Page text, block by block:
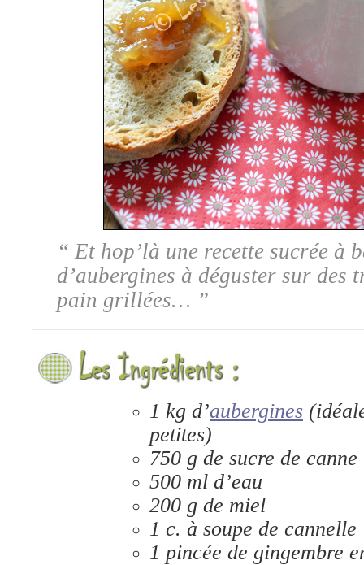
“ Et hop’là une recette sucrée à
d’aubergines à déguster sur des
pain grillées… ”
1 kg d’aubergines
petites)
750 g de sucre de
500 ml d’eau
200 g de miel
1 c. à soupe de cannelle
1 pincée de gingembre